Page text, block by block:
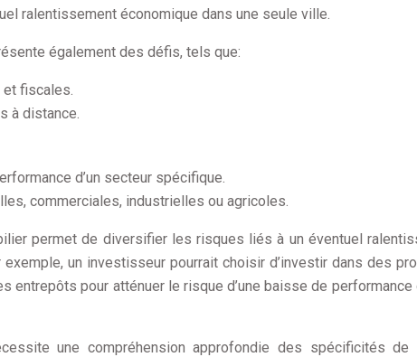
ralentissement économique dans une seule ville.
également des défis, tels que:
fiscales.
à distance.
d’un secteur spécifique.
commerciales, industrielles ou agricoles.
permet de diversifier les risques liés à un éventuel
un investisseur pourrait choisir d’investir dans des
entrepôts pour atténuer le risque d’une baisse de performance
une compréhension approfondie des spécificités de